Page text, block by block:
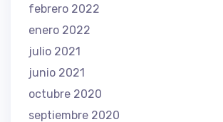
febrero 2022
enero 2022
julio 2021
junio 2021
octubre 2020
septiembre 2020